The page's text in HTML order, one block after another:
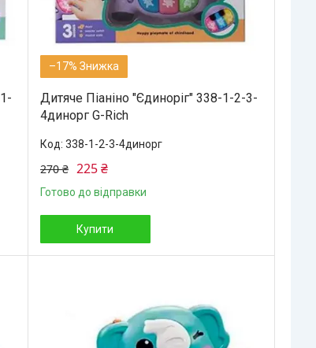
–17%
Дитяче Піаніно "Єдиноріг" 338-1-2-3-
4динорг G-Rich
338-1-2-3-4динорг
270 ₴ 225 ₴
Готово до відправки
Купити